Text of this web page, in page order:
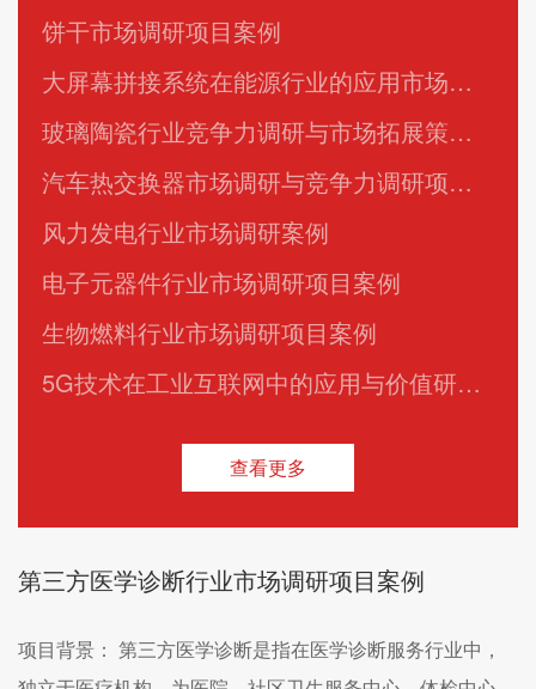
饼干市场调研项目案例
大屏幕拼接系统在能源行业的应用市场调研项目案例
玻璃陶瓷行业竞争力调研与市场拓展策略研究项目案例
汽车热交换器市场调研与竞争力调研项目案例
风力发电行业市场调研案例
电子元器件行业市场调研项目案例
生物燃料行业市场调研项目案例
5G技术在工业互联网中的应用与价值研究项目案例
查看更多
第三方医学诊断行业市场调研项目案例
项目背景： 第三方医学诊断是指在医学诊断服务行业中，